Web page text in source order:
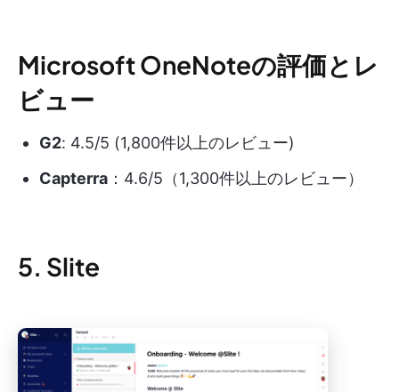
Microsoft OneNoteの評価とレ
ビュー
G2: 4.5/5 (1,800件以上のレビュー)
Capterra ：4.6/5（1,300件以上のレビュー）
5. Slite